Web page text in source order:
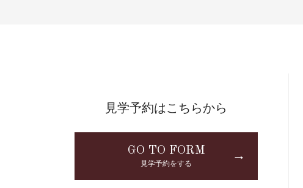
見学予約はこちらから
GO TO FORM
見学予約をする
→